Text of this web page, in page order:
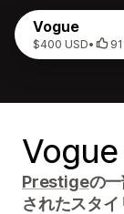
Vogue
$400 USD•
Vogue
Prestigeの
されたスタイ